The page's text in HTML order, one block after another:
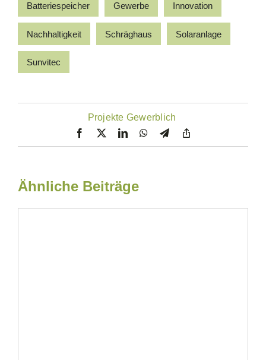
Batteriespeicher Gewerbe Innovation
Nachhaltigkeit Schräghaus Solaranlage
Sunvitec
Projekte Gewerblich
Ähnliche Beiträge